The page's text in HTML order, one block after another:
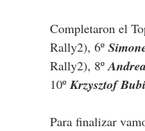
Completaron el
Rally2), 6º
Rally2), 8º
10º Krzysztof
Para finalizar